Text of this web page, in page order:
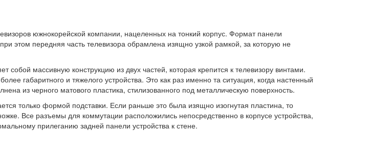
южнокорейской компании, нацеленных на тонкий корпус. Формат панели
этом передняя часть телевизора обрамлена изящно узкой рамкой, за которую не
собой массивную конструкцию из двух частей, которая крепится к телевизору винтами.
габаритного и тяжелого устройства. Это как раз именно та ситуация, когда настенный
из черного матового пластика, стилизованного под металлическую поверхность.
только формой подставки. Если раньше это была изящно изогнутая пластина, то
Все разъемы для коммутации расположились непосредственно в корпусе устройства,
прилеганию задней панели устройства к стене.